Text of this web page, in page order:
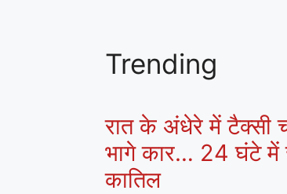
Trending
रात के अंधेरे में
भागे कार… 24 घंटे में
कातिल